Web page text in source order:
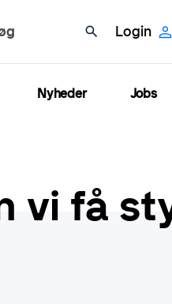
Login
Nyheder Jobs
vi få